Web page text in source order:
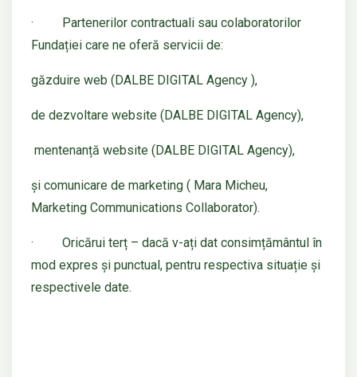
· Partenerilor contractuali sau colaboratorilor
Fundației care ne oferă servicii de:
găzduire web (DALBE DIGITAL Agency ),
de dezvoltare website (DALBE DIGITAL Agency),
mentenanță website (DALBE DIGITAL Agency),
și comunicare de marketing ( Mara Micheu,
Marketing Communications Collaborator).
· Oricărui terț – dacă v-ați dat consimțământul în
mod expres și punctual, pentru respectiva situație și
respectivele date.